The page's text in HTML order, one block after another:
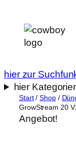
Inhalt
springen
hier zur
hier
Start/Shop/
GrowStream 20
Angebot!